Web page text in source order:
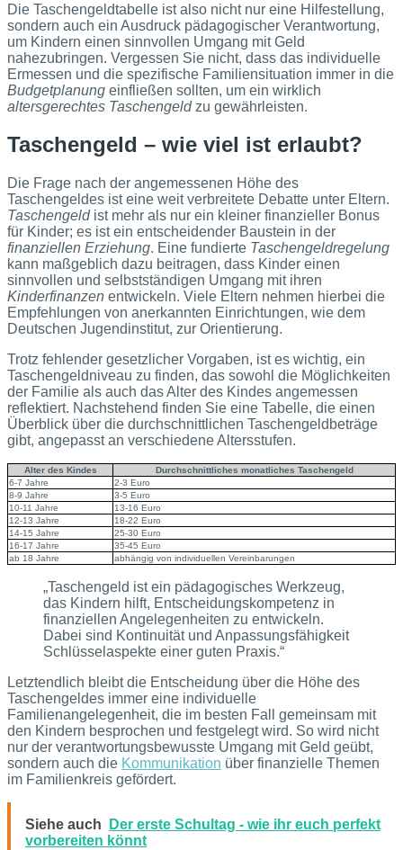
Die Taschengeldtabelle ist also nicht nur eine Hilfestellung,
sondern auch ein Ausdruck pädagogischer Verantwortung,
um Kindern einen sinnvollen Umgang mit Geld
nahezubringen. Vergessen Sie nicht, dass das individuelle
Ermessen und die spezifische Familiensituation immer in die
Budgetplanung einfließen sollten, um ein wirklich
altersgerechtes Taschengeldzu gewährleisten.
Taschengeld – wie viel ist erlaubt?
Die Frage nach der angemessenen Höhe des
Taschengeldes ist eine weit verbreitete Debatte unter Eltern.
Taschengeldist mehr als nur ein kleiner finanzieller Bonus
für Kinder; es ist ein entscheidender Baustein in der
finanziellen Erziehung. Eine fundierte Taschengeldregelung
kann maßgeblich dazu beitragen, dass Kinder einen
sinnvollen und selbstständigen Umgang mit ihren
Kinderfinanzen entwickeln. Viele Eltern nehmen hierbei die
Empfehlungen von anerkannten Einrichtungen, wie dem
Deutschen Jugendinstitut, zur Orientierung.
Trotz fehlender gesetzlicher Vorgaben, ist es wichtig, ein
Taschengeldniveau zu finden, das sowohl die Möglichkeiten
der Familie als auch das Alter des Kindes angemessen
reflektiert. Nachstehend finden Sie eine Tabelle, die einen
Überblick über die durchschnittlichen Taschengeldbeträge
gibt, angepasst an verschiedene Altersstufen.
Alter des Kindes
Durchschnittliches monatliches Taschengeld
6-7 Jahre
2-3 Euro
8-9 Jahre
3-5 Euro
10-11 Jahre
13-16 Euro
12-13 Jahre
18-22 Euro
14-15 Jahre
25-30 Euro
16-17 Jahre
35-45 Euro
ab 18 Jahre
abhängig von individuellen Vereinbarungen
„Taschengeld ist ein pädagogisches Werkzeug,
das Kindern hilft, Entscheidungskompetenz in
finanziellen Angelegenheiten zu entwickeln.
Dabei sind Kontinuität und Anpassungsfähigkeit
Schlüsselaspekte einer guten Praxis.“
Letztendlich bleibt die Entscheidung über die Höhe des
Taschengeldes immer eine individuelle
Familienangelegenheit, die im besten Fall gemeinsam mit
den Kindern besprochen und festgelegt wird. So wird nicht
nur der verantwortungsbewusste Umgang mit Geld geübt,
sondern auch die Kommunikation über finanzielle Themen
im Familienkreis gefördert.
Siehe auch
Der erste Schultag - wie ihr euch perfekt
vorbereiten könnt